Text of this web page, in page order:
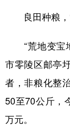
陕西
多语种频道
English
良田种粮
“荒地变宝
市零陵区邮亭
者，非粮化整
50至70公斤，
万元。